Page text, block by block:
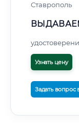
Ставрополь
Узнать цену
Задать вопрос